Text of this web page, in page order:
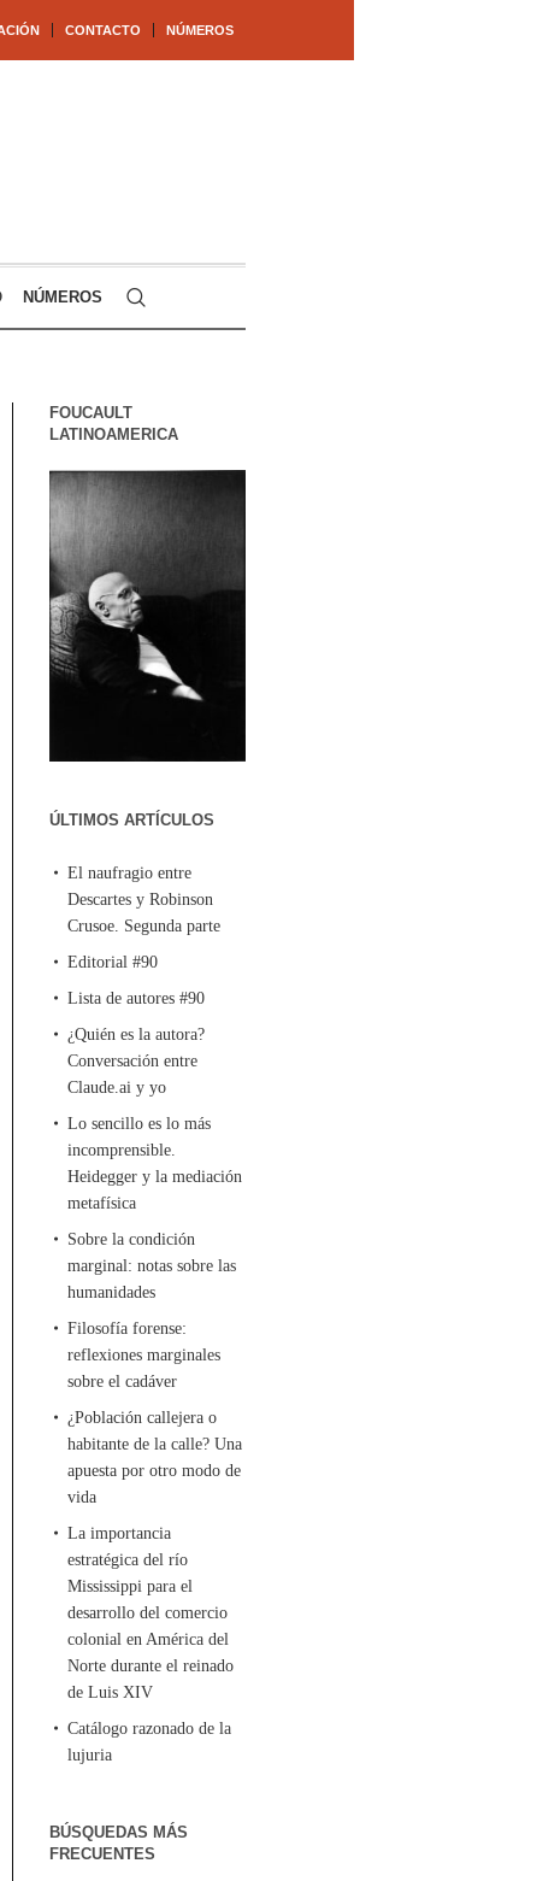
CONTACTO NÚMEROS
NÚMEROS
FOUCAULT
LATINOAMERICA
ÚLTIMOS ARTÍCULOS
El naufragio entre
Descartes y Robinson
Crusoe. Segunda parte
Editorial #90
Lista de autores #90
¿Quién es la autora?
Conversación entre
Claude.ai y yo
Lo sencillo es lo más
incomprensible.
Heidegger y la mediación
metafísica
Sobre la condición
marginal: notas sobre las
humanidades
Filosofía forense:
reflexiones marginales
sobre el cadáver
¿Población callejera o
habitante de la calle? Una
apuesta por otro modo de
vida
La importancia
estratégica del río
Mississippi para el
desarrollo del comercio
colonial en América del
Norte durante el reinado
de Luis XIV
Catálogo razonado de la
lujuria
BÚSQUEDAS MÁS
FRECUENTES